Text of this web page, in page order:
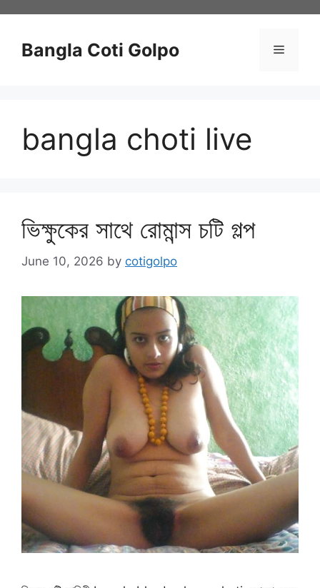
contentBangla Coti Golpo Menu
bangla choti live
ভিক্ষুকের সাথে রোমান্স চটি গল্প
June 10, 2026 by cotigolpo